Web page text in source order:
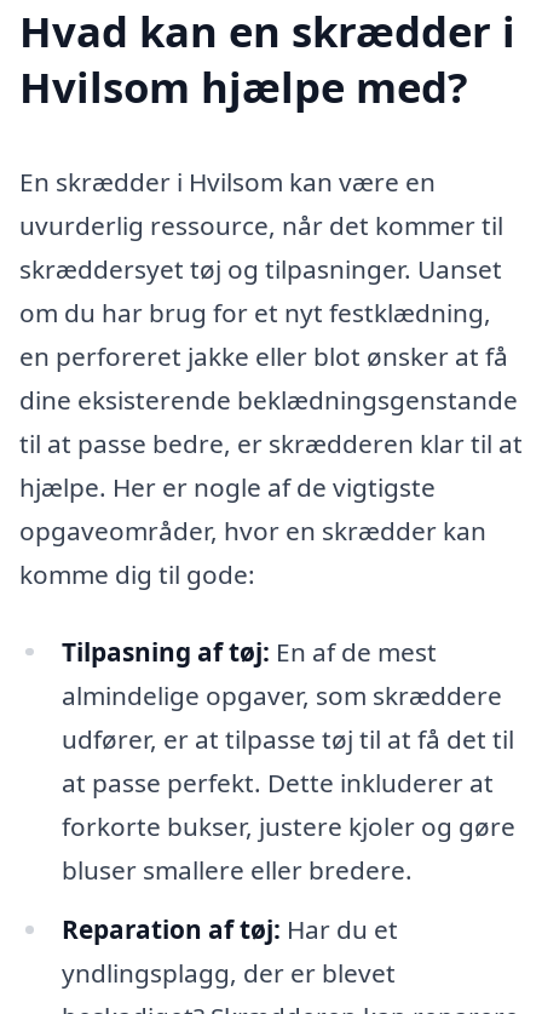
Hvad kan en skrædder i
Hvilsom hjælpe med?
En skrædder i Hvilsom kan være en
uvurderlig ressource, når det kommer til
skræddersyet tøj og tilpasninger. Uanset
om du har brug for et nyt festklædning,
en perforeret jakke eller blot ønsker at få
dine eksisterende beklædningsgenstande
til at passe bedre, er skrædderen klar til at
hjælpe. Her er nogle af de vigtigste
opgaveområder, hvor en skrædder kan
komme dig til gode:
Tilpasning af tøj: En af de mest
almindelige opgaver, som skræddere
udfører, er at tilpasse tøj til at få det til
at passe perfekt. Dette inkluderer at
forkorte bukser, justere kjoler og gøre
bluser smallere eller bredere.
Reparation af tøj: Har du et
yndlingsplagg, der er blevet